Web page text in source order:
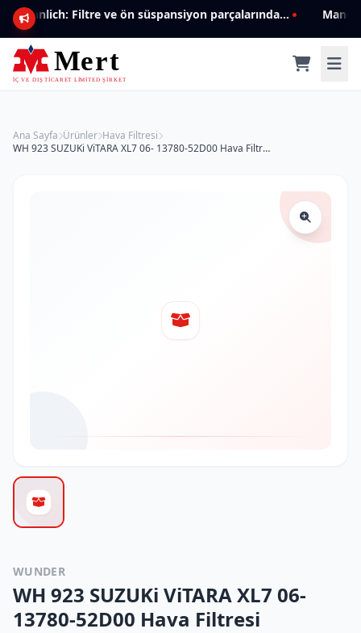
Mannlich: Filtre ve ön süspansiyon parçalarında genişleyen ürün yelpazesiyle kalite ve güven.
Ana Sayfa Ürünler Hava Filtresi
WH 923 SUZUKi ViTARA XL7 06- 13780-52D00 Hava Filtresi
WUNDER
WH 923 SUZUKi ViTARA XL7 06-
13780-52D00 Hava Filtresi